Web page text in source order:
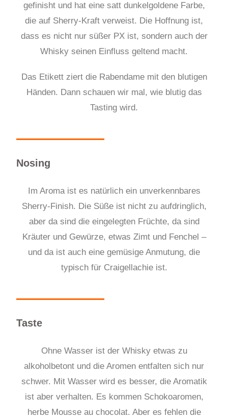
gefinisht und hat eine satt dunkelgoldene Farbe,
die auf Sherry-Kraft verweist. Die Hoffnung ist,
dass es nicht nur süßer PX ist, sondern auch der
Whisky seinen Einfluss geltend macht.
Das Etikett ziert die Rabendame mit den blutigen
Händen. Dann schauen wir mal, wie blutig das
Tasting wird.
Nosing
Im Aroma ist es natürlich ein unverkennbares
Sherry-Finish. Die Süße ist nicht zu aufdringlich,
aber da sind die eingelegten Früchte, da sind
Kräuter und Gewürze, etwas Zimt und Fenchel –
und da ist auch eine gemüsige Anmutung, die
typisch für Craigellachie ist.
Taste
Ohne Wasser ist der Whisky etwas zu
alkoholbetont und die Aromen entfalten sich nur
schwer. Mit Wasser wird es besser, die Aromatik
ist aber verhalten. Es kommen Schokoaromen,
herbe Mousse au chocolat. Aber es fehlen die